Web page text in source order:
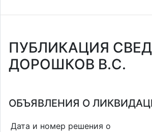
ПУБЛИКАЦИЯ
ДОРОШКОВ В.С.
ОБЪЯВЛЕНИЯ О
Дата и номер решения о